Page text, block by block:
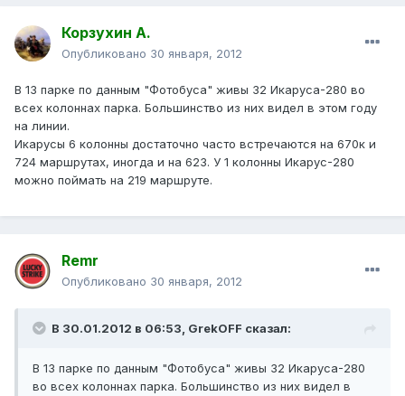
Корзухин А.
Опубликовано 30 января, 2012
В 13 парке по данным "Фотобуса" живы 32 Икаруса-280 во
всех колоннах парка. Большинство из них видел в этом году
на линии.
Икарусы 6 колонны достаточно часто встречаются на 670к и
724 маршрутах, иногда и на 623. У 1 колонны Икарус-280
можно поймать на 219 маршруте.
Remr
Опубликовано 30 января, 2012
В 30.01.2012 в 06:53, GrekOFF сказал:
В 13 парке по данным "Фотобуса" живы 32 Икаруса-280
во всех колоннах парка. Большинство из них видел в